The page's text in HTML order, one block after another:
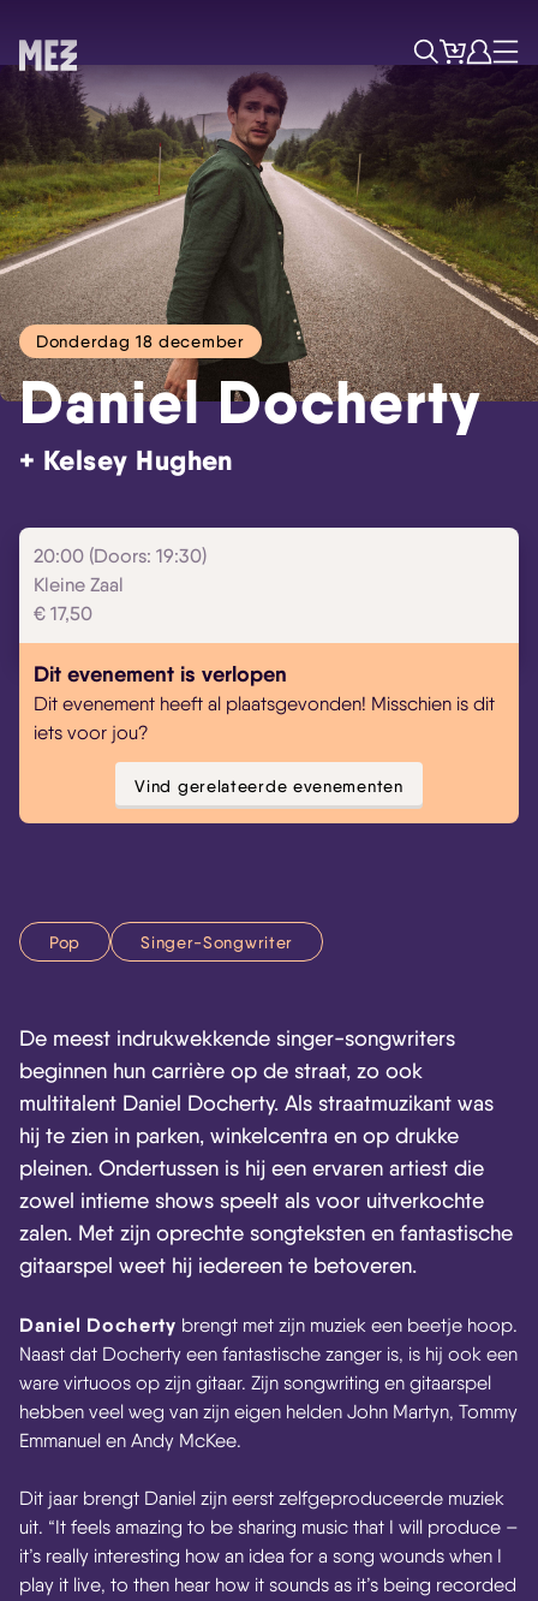
ZoekTicketsAccount
Menu
Donderdag 18 december
Daniel Docherty
+ Kelsey Hughen
20:00 (Doors: 19:30)
Kleine Zaal
€ 17,50
Dit evenement is verlopen
Dit evenement heeft al plaatsgevonden! Misschien is dit
iets voor jou?
Vind gerelateerde evenementen
Pop Singer-Songwriter
De meest indrukwekkende singer-songwriters
beginnen hun carrière op de straat, zo ook
multitalent Daniel Docherty. Als straatmuzikant was
hij te zien in parken, winkelcentra en op drukke
pleinen. Ondertussen is hij een ervaren artiest die
zowel intieme shows speelt als voor uitverkochte
zalen. Met zijn oprechte songteksten en fantastische
gitaarspel weet hij iedereen te betoveren.
Daniel Docherty brengt met zijn muziek een beetje hoop.
Naast dat Docherty een fantastische zanger is, is hij ook een
ware virtuoos op zijn gitaar. Zijn songwriting en gitaarspel
hebben veel weg van zijn eigen helden John Martyn, Tommy
Emmanuel en Andy McKee.
Dit jaar brengt Daniel zijn eerst zelfgeproduceerde muziek
uit. “It feels amazing to be sharing music that I will produce –
it’s really interesting how an idea for a song wounds when I
play it live, to then hear how it sounds as it’s being recorded